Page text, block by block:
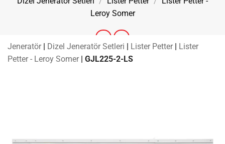
Leroy Somer
Jeneratör | Dizel Jeneratör Setleri | Lister Petter | Lister
Petter - Leroy Somer | GJL225-2-LS